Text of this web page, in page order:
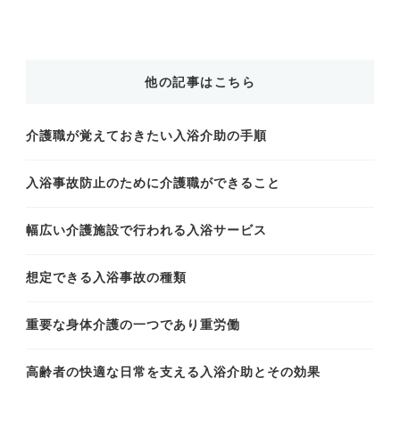
他の記事はこちら
介護職が覚えておきたい入浴介助の手順
入浴事故防止のために介護職ができること
幅広い介護施設で行われる入浴サービス
想定できる入浴事故の種類
重要な身体介護の一つであり重労働
高齢者の快適な日常を支える入浴介助とその効果